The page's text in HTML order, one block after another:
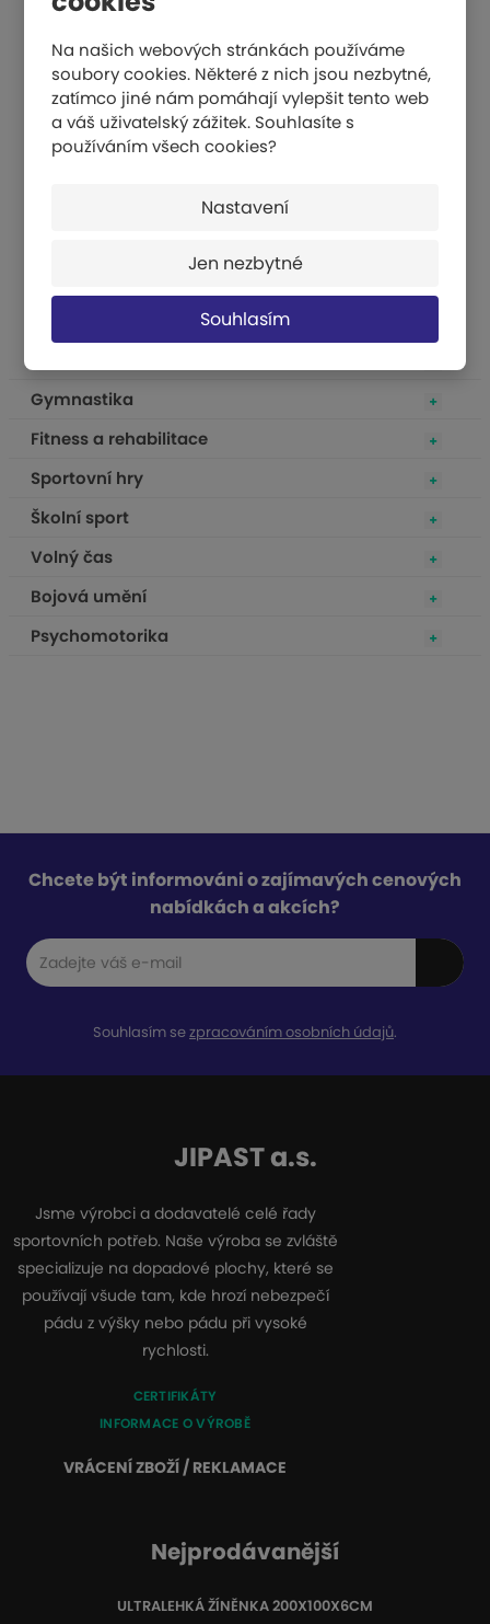
Na našich webových stránkách používáme
soubory cookies. Některé z nich jsou nezbytné,
zatímco jiné nám pomáhají vylepšit tento web
a váš uživatelský zážitek. Souhlasíte s
používáním všech cookies?
Nastavení
Jen nezbytné
Souhlasím
Odrazové břevno školní – kompletní sada S-0294
13 563 Kč
Gymnastika
Fitness a rehabilitace
Sportovní hry
Školní sport
Volný čas
Bojová umění
Psychomotorika
Chcete být informováni o zajímavých cenových
nabídkách a akcích?
Souhlasím sezpracováním osobních údajů.
JIPAST a.s.
Jsme výrobci a dodavatelé celé řady
sportovních potřeb. Naše výroba se zvláště
specializuje na dopadové plochy, které se
používají všude tam, kde hrozí nebezpečí
pádu z výšky nebo pádu při vysoké
rychlosti.
CERTIFIKÁTY
INFORMACE O VÝROBĚ
VRÁCENÍ ZBOŽÍ / REKLAMACE
Nejprodávanější
ULTRALEHKÁ ŽÍNĚNKA 200X100X6CM